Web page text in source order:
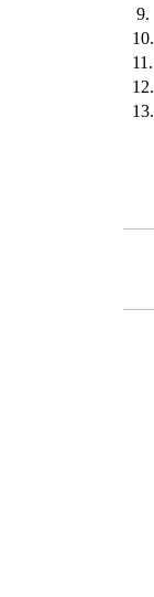
9.
10.
11.
12.
13.